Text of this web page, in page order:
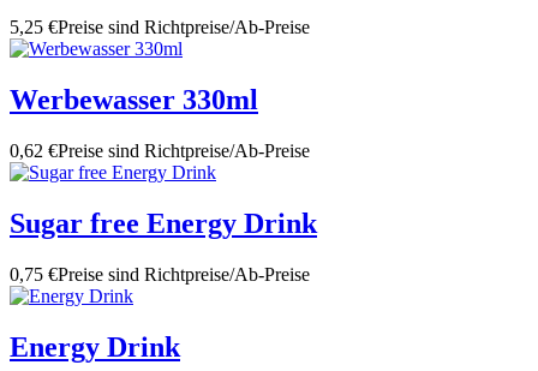
5,25 €Preise sind Richtpreise/Ab-Preise
Werbewasser 330ml
0,62 €Preise sind Richtpreise/Ab-Preise
Sugar free Energy Drink
0,75 €Preise sind Richtpreise/Ab-Preise
Energy Drink